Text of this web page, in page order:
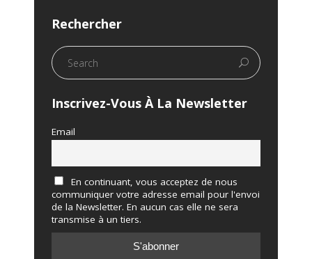
Rechercher
Inscrivez-Vous À La Newsletter
Email
En continuant, vous acceptez de nous
communiquer votre adresse email pour l'envoi
de la Newsletter. En aucun cas elle ne sera
transmise à un tiers.